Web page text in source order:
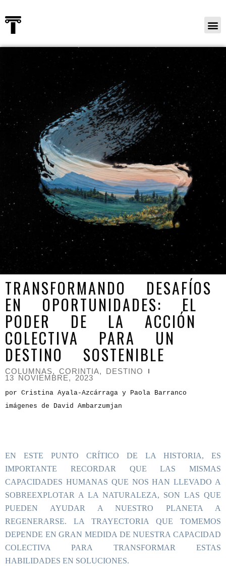
TRANSFORMANDO DESAFÍOS
EN OPORTUNIDADES: EL
PODER DE LA ACCIÓN
COLECTIVA PARA UN
DESTINO SOSTENIBLE
COLUMNAS, CORINTIA, DESTINO
13 NOVIEMBRE, 2023
por Cristina Ayala-Azcárraga y Paola Barranco
imágenes de David Ambarzumjan
EN ESTE PUNTO CRÍTICO DE LA HISTORIA, ES
IMPORTANTE RECORDAR QUE LAS MISMAS
CAPACIDADES HUMANAS QUE NOS HAN LLEVADO A
SOBREEXPLOTAR A LA NATURALEZA, SON LAS QUE
PUEDEN AYUDAR A NUESTRO PLANETA A
REGENERARSE. LA TRAYECTORIA QUE TOMEMOS
DEPENDE EN GRAN MEDIDA DE NUESTRA CAPACIDAD
COLECTIVA PARA TRANSFORMAR ESTAS
HABILIDADES EN SOLUCIONES.